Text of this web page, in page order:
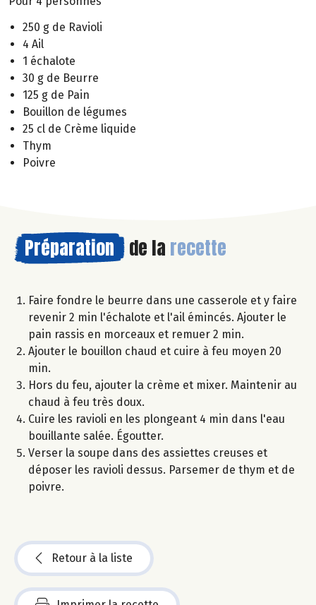
250 g de Ravioli
4 Ail
1 échalote
30 g de Beurre
125 g de Pain
Bouillon de légumes
25 cl de Crème liquide
Thym
Poivre
Préparation de la recette
Faire fondre le beurre dans une casserole et y faire
revenir 2 min l'échalote et l'ail émincés. Ajouter le
pain rassis en morceaux et remuer 2 min.
Ajouter le bouillon chaud et cuire à feu moyen 20
min.
Hors du feu, ajouter la crème et mixer. Maintenir au
chaud à feu très doux.
Cuire les ravioli en les plongeant 4 min dans l'eau
bouillante salée. Égoutter.
Verser la soupe dans des assiettes creuses et
déposer les ravioli dessus. Parsemer de thym et de
poivre.
Retour à la liste